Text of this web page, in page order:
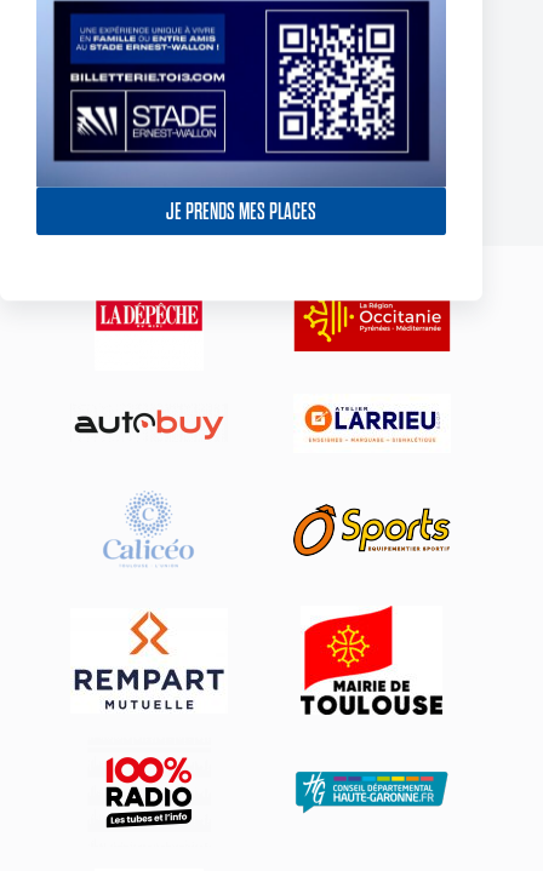
JE PRENDS MES PLACES
York Knights – Toulouse Olympique – Dans la douleur le TO
décroche son premier succès de 2025